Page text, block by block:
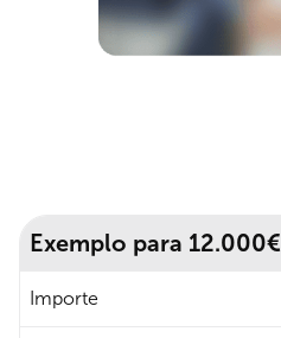
Exemplo para 12.000€
Importe